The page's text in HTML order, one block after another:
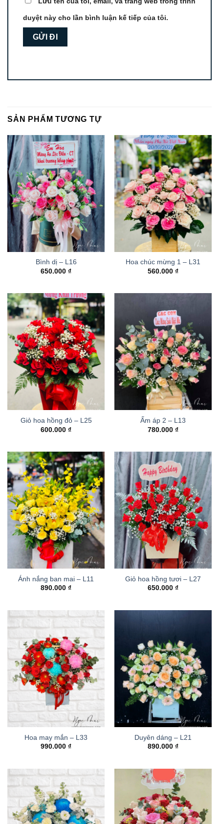
duyệt này cho lần bình luận kế tiếp của tôi.
SẢN PHẨM TƯƠNG TỰ
Bình dị – L16
650.000 ₫
Hoa chúc mừng 1 – L31
560.000 ₫
Giỏ hoa hồng đỏ – L25
600.000 ₫
Ấm áp 2 – L13
780.000 ₫
Ánh nắng ban mai – L11
890.000 ₫
Giỏ hoa hồng tươi – L27
650.000 ₫
Hoa may mắn – L33
990.000 ₫
Duyên dáng – L21
890.000 ₫